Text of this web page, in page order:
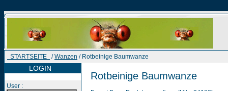
STARTSEITE /Wanzen / Rotbeinige Baumwanze
LOGIN
User :
Rotbeinige Baumwanze